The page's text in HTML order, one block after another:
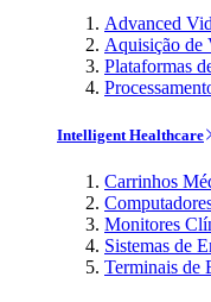
Advanced
Aquisição de
Plataformas
Intelligent Healthcare
Carrinhos
Monitores
Sistemas de
Terminais de